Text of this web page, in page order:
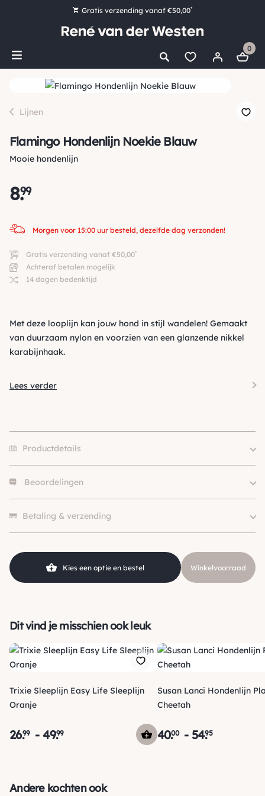
Gratis verzending vanaf €50,00*
Bestel nu, betaal later met Klarna
Ruim 16.000 artikelen op voorraad
0
Lijnen
Flamingo Hondenlijn Noekie Blauw
Mooie hondenlijn
8.
99
Morgen voor 15:00 uur besteld, dezelfde dag verzonden!
Gratis verzending vanaf €50,00*
Achteraf betalen mogelijk
14 dagen bedenktijd
Met deze looplijn kan jouw hond in stijl wandelen! Gemaakt
van duurzaam nylon en voorzien van een glanzende nikkel
karabijnhaak.
Lees verder
Productdetails
Merk
Kleur
Blauw
Beoordelingen
Betaling & verzending
ontvangt een track & trace code van ons zodat je je pakketje
Kies een optie en bestel Winkelvoorraad
Dit vind je misschien ook leuk
Trixie Sleeplijn Easy Life Sleeplijn
Oranje
26.99 -49.99
Susan Lanci Hondenlijn
Cheetah
40.00 - 54.95
Andere kochten ook